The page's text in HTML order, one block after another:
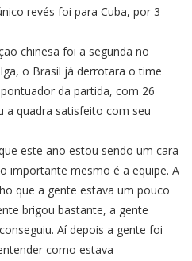
revés foi para Cuba, por 3
chinesa foi a segunda no
o Brasil já derrotara o time
da partida, com 26
a quadra satisfeito com seu
este ano estou sendo um cara
importante mesmo é a equipe. A
que a gente estava um pouco
brigou bastante, a gente
Aí depois a gente foi
como estava